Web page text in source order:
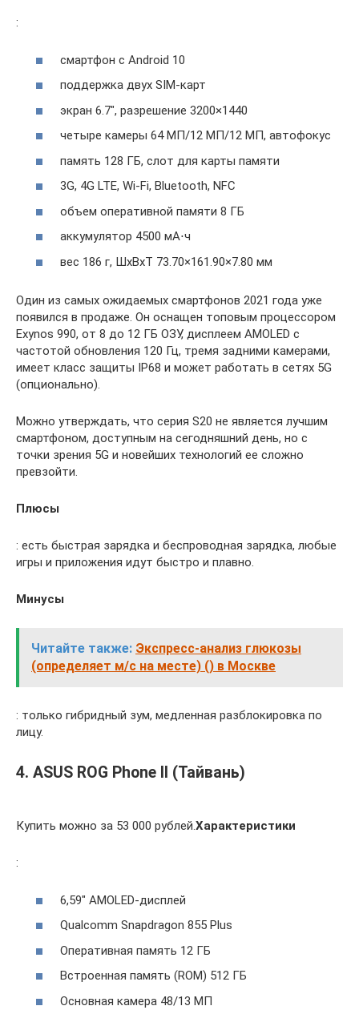
:
смартфон с Android 10
поддержка двух SIM-карт
экран 6.7″, разрешение 3200×1440
четыре камеры 64 МП/12 МП/12 МП, автофокус
память 128 ГБ, слот для карты памяти
3G, 4G LTE, Wi-Fi, Bluetooth, NFC
объем оперативной памяти 8 ГБ
аккумулятор 4500 мА⋅ч
вес 186 г, ШxВxТ 73.70×161.90×7.80 мм
Один из самых ожидаемых смартфонов 2021 года уже
появился в продаже. Он оснащен топовым процессором
Exynos 990, от 8 до 12 ГБ ОЗУ, дисплеем AMOLED с
частотой обновления 120 Гц, тремя задними камерами,
имеет класс защиты IP68 и может работать в сетях 5G
(опционально).
Можно утверждать, что серия S20 не является лучшим
смартфоном, доступным на сегодняшний день, но с
точки зрения 5G и новейших технологий ее сложно
превзойти.
Плюсы
: есть быстрая зарядка и беспроводная зарядка, любые
игры и приложения идут быстро и плавно.
Минусы
Читайте также: Экспресс-анализ глюкозы
(определяет м/с на месте) () в Москве
: только гибридный зум, медленная разблокировка по
лицу.
4. ASUS ROG Phone II (Тайвань)
Купить можно за 53 000 рублей.Характеристики
:
6,59″ AMOLED-дисплей
Qualcomm Snapdragon 855 Plus
Оперативная память 12 ГБ
Встроенная память (ROM) 512 ГБ
Основная камера 48/13 МП